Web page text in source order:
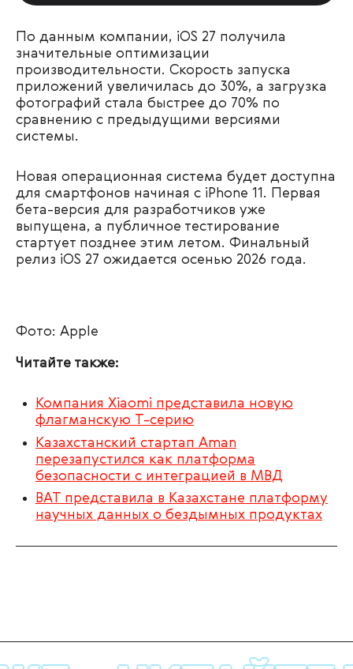
По данным компании, iOS 27 получила
значительные оптимизации
производительности. Скорость запуска
приложений увеличилась до 30%, а загрузка
фотографий стала быстрее до 70% по
сравнению с предыдущими версиями
системы.
Новая операционная система будет доступна
для смартфонов начиная с iPhone 11. Первая
бета-версия для разработчиков уже
выпущена, а публичное тестирование
стартует позднее этим летом. Финальный
релиз iOS 27 ожидается осенью 2026 года.
Фото: Apple
Читайте также:
Компания Xiaomi представила новую
флагманскую T-серию
Казахстанский стартап Aman
перезапустился как платформа
безопасности с интеграцией в МВД
BAT представила в Казахстане платформу
научных данных о бездымных продуктах